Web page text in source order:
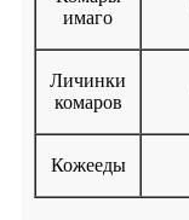
имаго
Личинки
комаров
Кожееды